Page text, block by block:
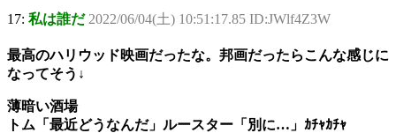
17: 私は誰だ 2022/06/04(土) 10:51:17.85 ID:JWlf4Z3W
最高のハリウッド映画だったな。邦画だったらこんな感じに
なってそう↓
薄暗い酒場
トム「最近どうなんだ」ルースター「別に…」ｶﾁｬｶﾁｬ